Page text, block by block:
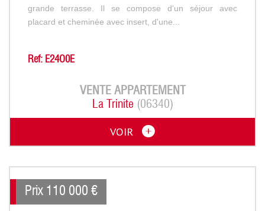
grande terrasse. Il se compose d'un séjour avec
placard et cheminée avec insert, d'une...
Ref: E24O0E
VENTE APPARTEMENT
La Trinite (06340)
VOIR
Prix 110 000 €